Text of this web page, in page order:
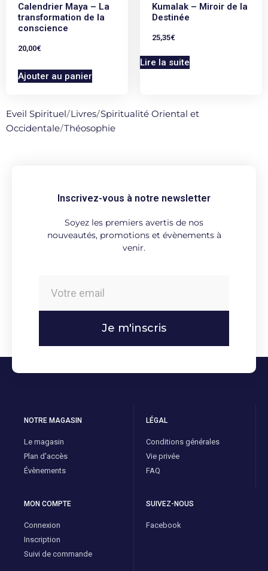
Calendrier Maya – La
transformation de la
conscience
20,00€
Ajouter au panier
Kumalak – Miroir de la
Destinée
25,35€
Lire la suite
Eveil Spirituel/Livres/Spiritualité Oriental et
Occidentale/Théosophie
Inscrivez-vous à notre newsletter
Soyez les premiers avertis de nos
nouveautés, promotions et évènements à
venir.
Je m'inscris
NOTRE MAGASIN
Le magasin
Plan d'accès
Évènements
LÉGAL
Conditions générales
Vie privée
FAQ
MON COMPTE
Connexion
Inscription
Suivi de commande
SUIVEZ-NOUS
Facebook